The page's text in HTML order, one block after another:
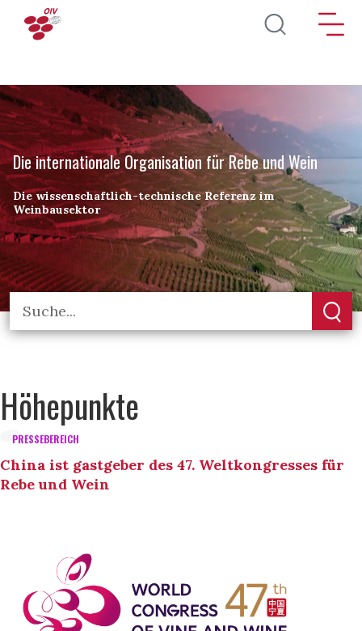
Direkt zum Inhalt
Die internationale Organisation für Rebe und Wein
Die wissenschaftlich-technische Referenz im
Weinbausektor
Höhepunkte
PRESSEBEREICH
China ist gastgeber des 47. Weltkongresses für
Rebe und Wein